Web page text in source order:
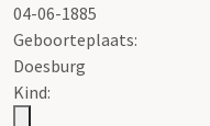
04-06-1885
Geboorteplaats:
Doesburg
Kind: